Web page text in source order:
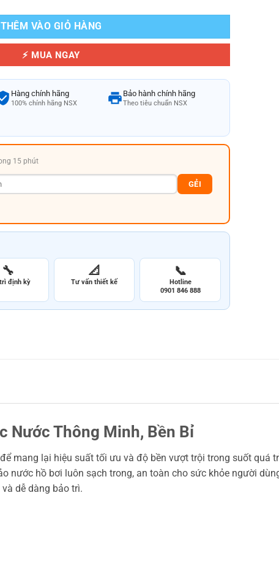
THÊM VÀO GIỎ HÀNG
⚡ MUA NGAY
Hàng chính hãng
100% chính hãng NSX
Bảo hành chính hãng
Theo tiêu chuẩn NSX
15 phút
GẺI
🔧
định kỳ
📐
Tư vấn thiết kế
📞
Hotline
0901 846 888
Nước Thông Minh, Bền Bỉ
mang lại hiệu suất tối ưu và độ bền vượt trội trong suốt quá
nước hồ bơi luôn sạch trong, an toàn cho sức khỏe người
dễ dàng bảo trì.